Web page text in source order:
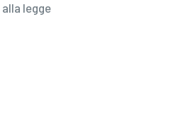
legge